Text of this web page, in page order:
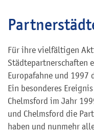
Für ihre vielfältigen
Städtepartnerschaften
Europafahne und 1997
Ein besonderes
Chelmsford im Jahr
und Chelmsford die
haben und nunmehr